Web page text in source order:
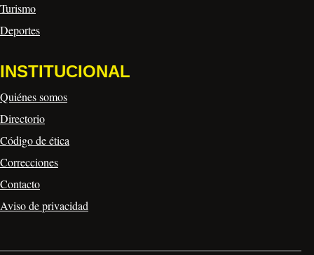
Turismo
Deportes
INSTITUCIONAL
Quiénes somos
Directorio
Código de ética
Correcciones
Contacto
Aviso de privacidad